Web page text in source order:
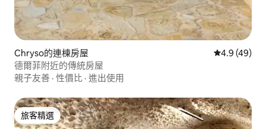
Chryso的連棟房屋 從 49 則評
4.9 (49)
德爾菲附近的傳統房屋
親子友善 · 性價比 · 進出使用
旅客精選
旅客精選